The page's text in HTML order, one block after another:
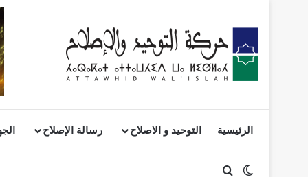
الرئيسية التوحيد و الاصلاح رسالة الإصلاح
الوضع المظلم
بحث عن